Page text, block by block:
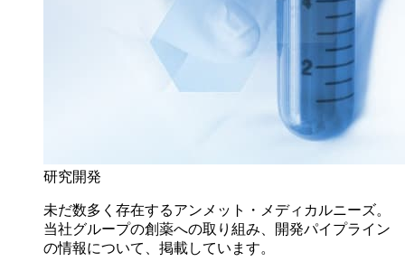
研究開発
未だ数多く存在するアンメット・メディカルニーズ。
当社グループの創薬への取り組み、開発パイプライン
の情報について、掲載しています。